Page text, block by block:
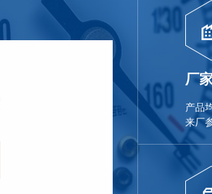
厂
产品
来厂